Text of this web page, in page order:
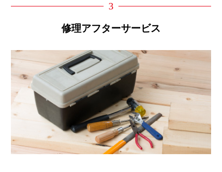
3
修理アフターサービス